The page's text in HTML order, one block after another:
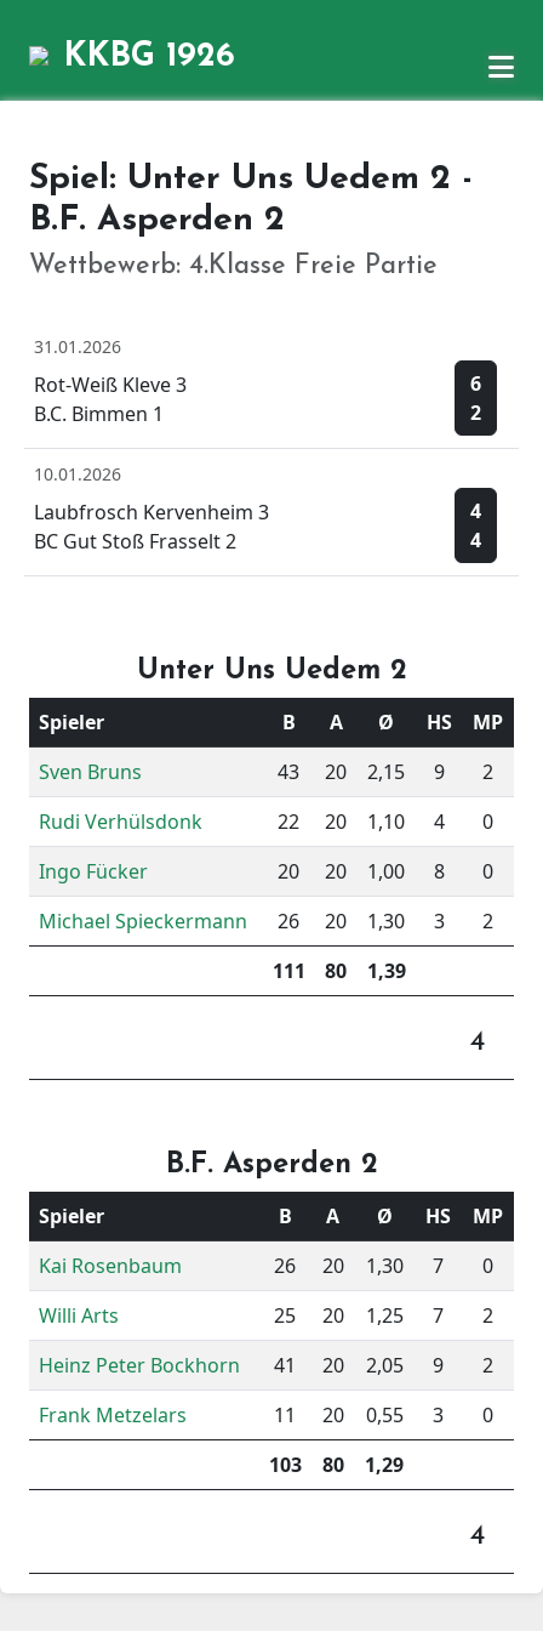
KKBG 1926
Spiel: Unter Uns Uedem 2 -
B.F. Asperden 2
Wettbewerb: 4.Klasse Freie Partie
31.01.2026
Rot-Weiß Kleve 3
B.C. Bimmen 1
6
2
10.01.2026
Laubfrosch Kervenheim 3
BC Gut Stoß Frasselt 2
4
4
Unter Uns Uedem 2
Spieler B A Ø HS
MP
Sven Bruns
43 20 2,15 9
2
Rudi Verhülsdonk
22 20 1,10 4
0
Ingo Fücker
20 20 1,00 8
0
Michael Spieckermann
26 20 1,30 3
2
111
80 1,39
4
B.F. Asperden 2
Spieler B A Ø HS
MP
Kai Rosenbaum
26 20 1,30 7
0
Willi Arts
25 20 1,25 7
2
Heinz Peter Bockhorn
41 20 2,05 9
2
Frank Metzelars
11 20 0,55 3
0
103
80 1,29
4